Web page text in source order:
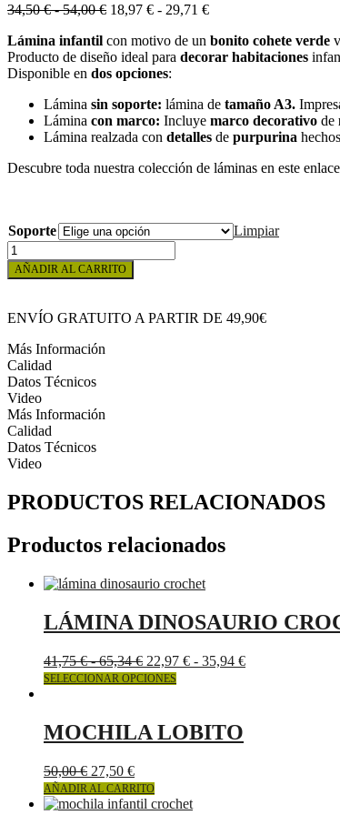
34,50€ - 54,00€Rango
precios:
desde
34,50 €
54,00 €
18,97 € - 29,71 €Rango
precios:
desde
29,71 €
Lámina infantil con motivo de un bonito cohete verde
Producto de diseño ideal para decorar habitaciones
Disponible en dos opciones:
Lámina sin soporte: lámina de tamaño A3.
Lámina con marco: Incluye marco decorativo de
Lámina realzada con detalles de purpurina
Descubre toda nuestra colección de láminas en este
Soporte
Limpiar
CUADRO
INFANTIL
COHETE
EN
ESPACIO
cantidad
AÑADIR AL CARRITO
ENVÍO GRATUITO A PARTIR DE 49,90€
Más Información
Calidad
Datos Técnicos
Video
Más Información
Calidad
Datos Técnicos
Video
PRODUCTOS RELACIONADOS
Productos relacionados
LÁMINA DINOSAURIO
41,75€ - 65,34€Rango
de
41,75 €
hasta
22,97 € - 35,94 €Rango
SELECCIONAR OPCIONESEste
múltiples
variantes.
pueden
MOCHILA LOBITO
50,00€ 27,50 €
AÑADIR AL CARRITO